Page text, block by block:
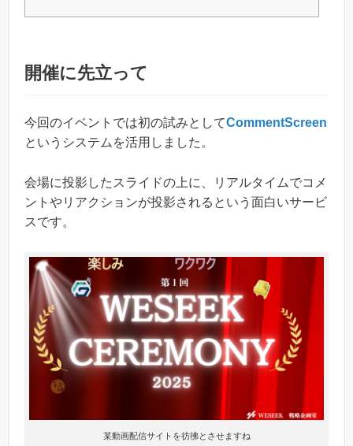
開催に先立って
今回のイベントでは初の試みとしてCommentScreen
というシステムを活用しました。
会場に投影したスライドの上に、リアルタイムでコメ
ントやリアクションが投影されるという面白いサービ
スです。
某動画配信サイトを彷彿とさせますね